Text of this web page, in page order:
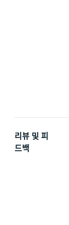
리뷰 및 피
드백